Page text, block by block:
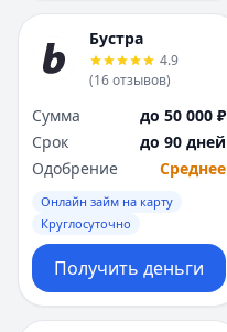
Бустра
4.9
(16отзывов)
Сумма
до 50 000 ₽
Срок
до 90 дней
Одобрение
Среднее
Онлайн займ на карту
Круглосуточно
Получить деньги